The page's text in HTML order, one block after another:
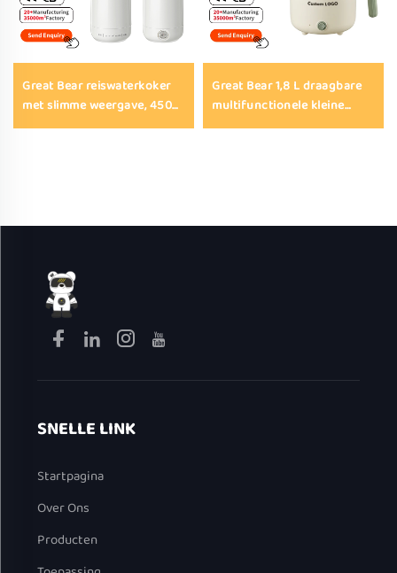
Great Bear reiswaterkoker
met slimme weergave, 450
ml, veelzijdige draagbare
Great Bear 1,8 L draagbare
multifunctionele kleine
kookpan, warmtepot, mini-
SNELLE LINK
Startpagina
Over Ons
Producten